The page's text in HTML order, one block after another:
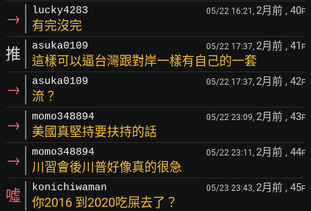
→ lucky4283 05/22 16:21, 2月前 , 40F
有完沒完
推 asuka0109 05/22 17:37, 2月前 , 41 F
這樣可以逼台灣跟對岸一樣有自己的一套
→ asuka0109 05/22 17:37, 2月前 , 42F
流？
→ momo348894 05/22 23:09, 2月前 , 43F
美國真堅持要扶持的話
→ momo348894 05/22 23:11, 2月前 , 44F
川習會後川普好像真的很急
噓 konichiwaman 05/23 23:43, 2月前 , 45F
你2016 到2020吃屎去了？